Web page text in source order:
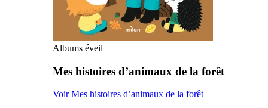
Albums éveil
Mes histoires d’animaux de la forêt
Voir Mes histoires d’animaux de la forêt